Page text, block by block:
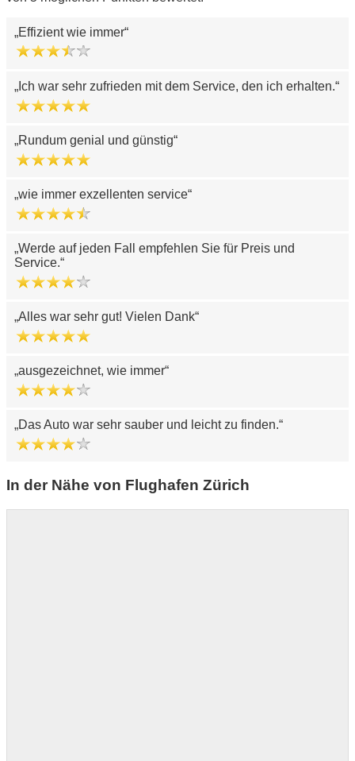
Effizient wie immer
Ich war sehr zufrieden mit dem Service, den ich erhalten.
Rundum genial und günstig
wie immer exzellenten service
Werde auf jeden Fall empfehlen Sie für Preis und
Service.
Alles war sehr gut! Vielen Dank
ausgezeichnet, wie immer
Das Auto war sehr sauber und leicht zu finden.
In der Nähe von Flughafen Zürich